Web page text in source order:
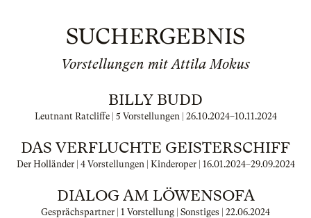
SUCHERGEBNIS
Vorstellungen mit Attila Mokus
BILLY BUDD
Leutnant Ratcliffe | 5 Vorstellungen | 26.10.2024–10.11.2024
DAS VERFLUCHTE GEISTERSCHIFF
Der Holländer | 4 Vorstellungen | Kinderoper | 16.01.2024–29.09.2024
DIALOG AM LÖWENSOFA
Gesprächspartner | 1 Vorstellung | Sonstiges | 22.06.2024